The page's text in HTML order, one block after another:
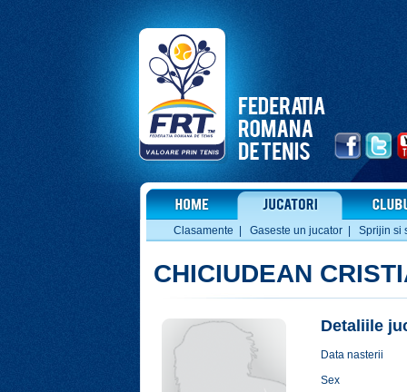
Clasamente Gaseste un jucator Sprijin si
CHICIUDEAN
Detaliile
Data nasterii
Sex